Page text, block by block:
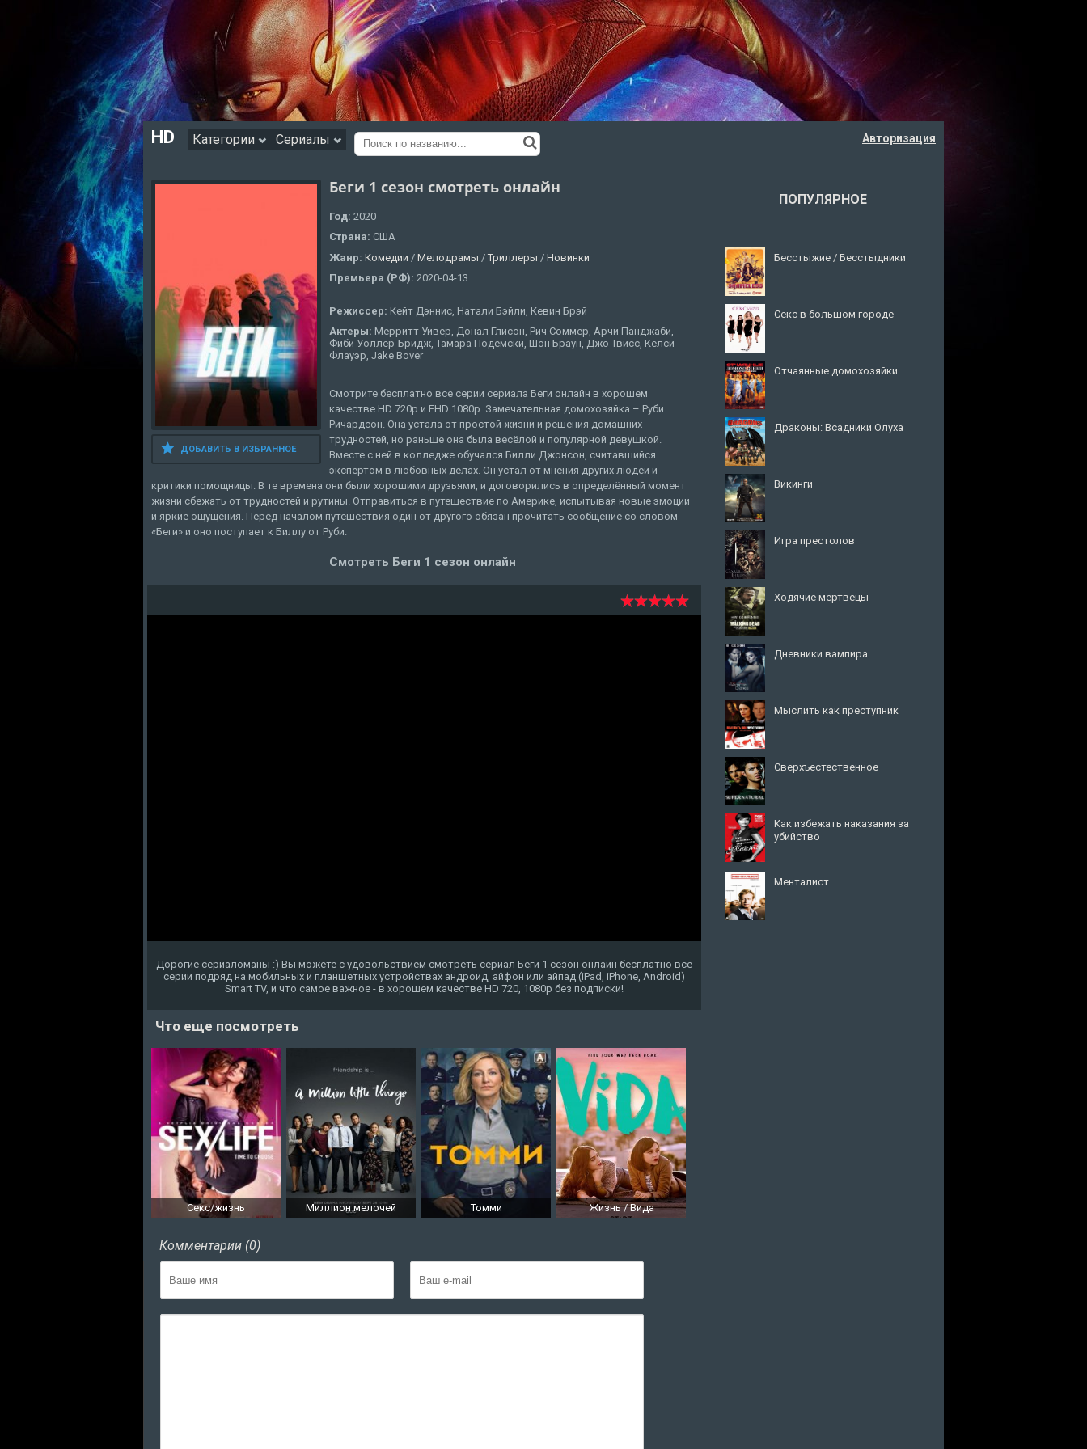
HD Категории Сериалы Авторизация
ДОБАВИТЬ В ИЗБРАННОЕ
Беги 1 сезон смотреть онлайн
Год: 2020
Страна: США
Жанр: Комедии / Мелодрамы / Триллеры / Новинки
Премьера (РФ): 2020-04-13
Режиссер: Кейт Дэннис, Натали Бэйли, Кевин Брэй
Актеры: Мерритт Уивер, Донал Глисон, Рич Соммер, Арчи Панджаби,
Фиби Уоллер-Бридж, Тамара Подемски, Шон Браун, Джо Твисс, Келси
Флауэр, Jake Bover
Смотрите бесплатно все серии сериала Беги онлайн в хорошем
качестве HD 720p и FHD 1080p. Замечательная домохозяйка – Руби
Ричардсон. Она устала от простой жизни и решения домашних
трудностей, но раньше она была весёлой и популярной девушкой.
Вместе с ней в колледже обучался Билли Джонсон, считавшийся
экспертом в любовных делах. Он устал от мнения других людей и
критики помощницы. В те времена они были хорошими друзьями, и договорились в определённый момент
жизни сбежать от трудностей и рутины. Отправиться в путешествие по Америке, испытывая новые эмоции
и яркие ощущения. Перед началом путешествия один от другого обязан прочитать сообщение со словом
«Беги» и оно поступает к Биллу от Руби.
Смотреть Беги 1 сезон онлайн
Дорогие сериаломаны :) Вы можете с удовольствием смотреть сериал Беги 1 сезон онлайн бесплатно все
серии подряд на мобильных и планшетных устройствах андроид, айфон или айпад (iPad, iPhone, Android)
Smart TV, и что самое важное - в хорошем качестве HD 720, 1080p без подписки!
Что еще посмотреть
Секс/жизнь Миллион мелочей Томми Жизнь / Вида
Комментарии (0)
ПОПУЛЯРНОЕ
Бесстыжие / Бесстыдники
Секс в большом городе
Отчаянные домохозяйки
Драконы: Всадники Олуха
Викинги
Игра престолов
Ходячие мертвецы
Дневники вампира
Мыслить как преступник
Сверхъестественное
Как избежать наказания за
убийство
Менталист